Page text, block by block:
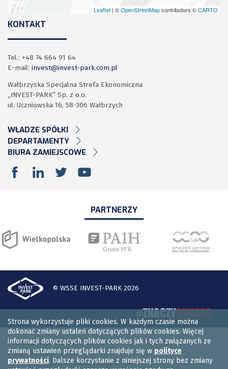
Leaflet | ©OpenStreetMapcontributors ©CARTO
KONTAKT
Tel.: +48 74 664 91 64
E-mail: invest@invest-park.com.pl
Wałbrzyska Specjalna Strefa Ekonomiczna
„INVEST-PARK” Sp. z o.o.
ul. Uczniowska 16, 58-306 Wałbrzych
WŁADZE SPÓŁKI
DEPARTAMENTY
BIURA ZAMIEJSCOWE
PARTNERZY
© WSSE INVEST-PARK 2026
Polityka prywatności
Klauzula RODO
Procedura zgłoszeń wewnętrznych
Strona wykorzystuje pliki cookies. W każdym czasie można
dokonać zmiany ustaleń dotyczących plików cookies. Więcej
informacji dotyczących plików cookies jak i tych związanych ze
zmianą ustawień przeglądarki znajduje się w polityce
prywatności. Dalsze korzystanie z niniejszej strony bez zmiany